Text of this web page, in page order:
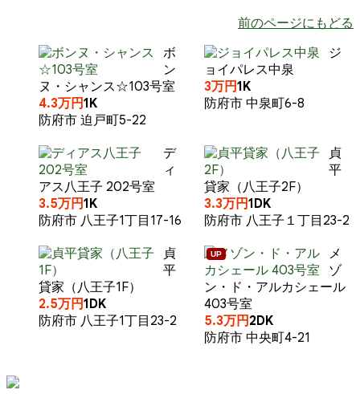
前のページにもどる
ボ
ン
ヌ・シャンス☆103号室
4.3万円1K
防府市 迫戸町5-22
ジ
ョイパレス中泉
3万円1K
防府市 中泉町6-8
デ
ィ
アス八王子 202号室
3.5万円1K
防府市 八王子1丁目17-16
貞
平
貸家（八王子2F）
3.3万円1DK
防府市 八王子１丁目23-2
貞
平
貸家（八王子1F）
2.5万円1DK
防府市 八王子1丁目23-2
UP
メ
ゾ
ン・ド・アルカシェール
403号室
5.3万円2DK
防府市 中央町4-21